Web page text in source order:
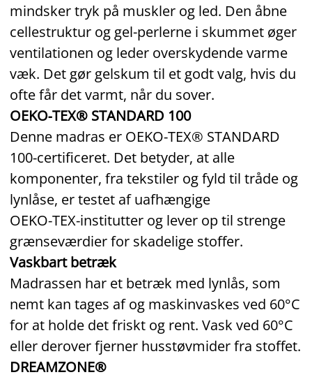
mindsker tryk på muskler og led. Den åbne
cellestruktur og gel-perlerne i skummet øger
ventilationen og leder overskydende varme
væk. Det gør gelskum til et godt valg, hvis du
ofte får det varmt, når du sover.
OEKO‑TEX® STANDARD 100
Denne madras er OEKO‑TEX® STANDARD
100‑certificeret. Det betyder, at alle
komponenter, fra tekstiler og fyld til tråde og
lynlåse, er testet af uafhængige
OEKO‑TEX‑institutter og lever op til strenge
grænseværdier for skadelige stoffer.
Vaskbart betræk
Madrassen har et betræk med lynlås, som
nemt kan tages af og maskinvaskes ved 60°C
for at holde det friskt og rent. Vask ved 60°C
eller derover fjerner husstøvmider fra stoffet.
DREAMZONE®